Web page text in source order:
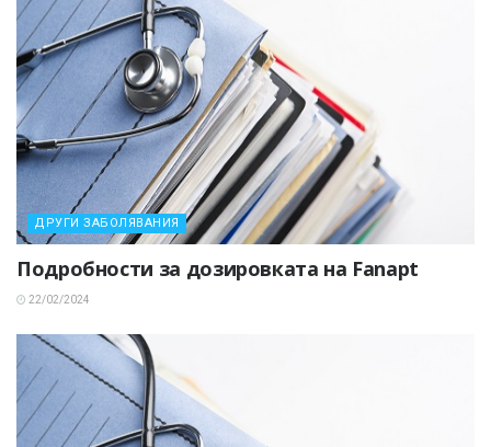
ДРУГИ ЗАБОЛЯВАНИЯ
Подробности за дозировката на Fanapt
22/02/2024